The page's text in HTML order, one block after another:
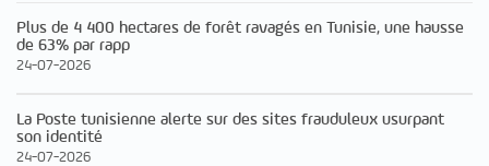
Plus de 4 400 hectares de forêt ravagés en Tunisie, une hausse
de 63% par rapp
24-07-2026
La Poste tunisienne alerte sur des sites frauduleux usurpant
son identité
24-07-2026